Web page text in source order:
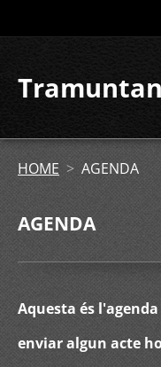
HOME > AGENDA
AGENDA
Aquesta és
enviar algun acte